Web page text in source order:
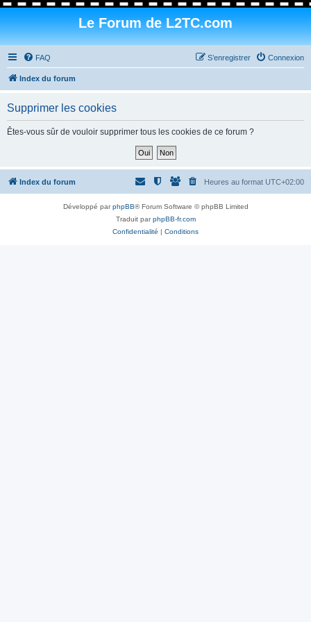
Le Forum de L2TC.com
FAQ Connexion
S’enregistrer
Index du forum
Supprimer les cookies
Êtes-vous sûr de vouloir supprimer tous les cookies de ce forum ?
Index du forum Heures au format UTC+02:00
Développé parphpBB® Forum Software © phpBB Limited
Traduit parphpBB-fr.com
Confidentialité | Conditions